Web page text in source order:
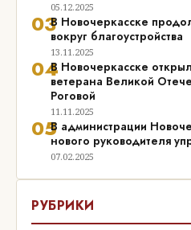
05.12.2025
03В Новочеркасске
вокруг благоустройства
13.11.2025
04В Новочеркасске
ветерана Великой
Роговой
11.11.2025
05В администрации
нового руководителя
07.02.2025
РУБРИКИ